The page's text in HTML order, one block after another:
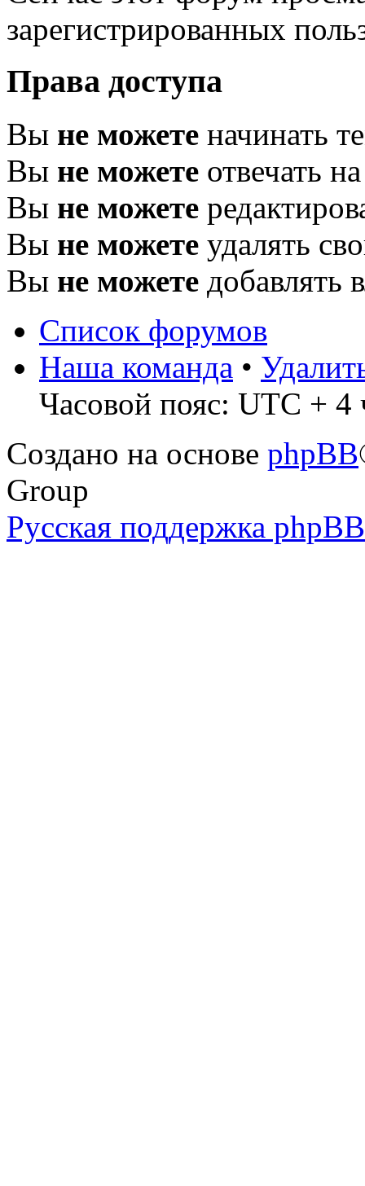
зарегистрированных
Права доступа
Вы не можете начинать
Вы не можете отвечать
Вы не можете
Вы не можете удалять
Вы не можете добавлять
Список форумов
Наша команда •
Часовой пояс: UTC + 4
Создано на основе phpBB
Group
Русская поддержка phpBB